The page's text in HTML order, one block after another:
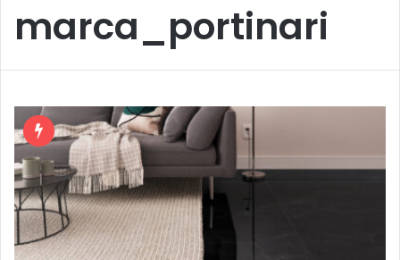
marca_portinari